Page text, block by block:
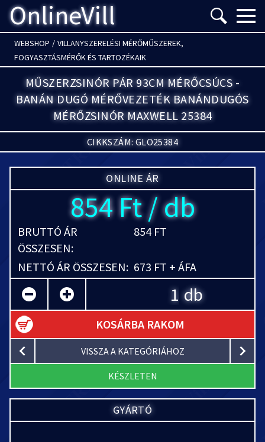
OnlineVill Menü
WEBSHOP / VILLANYSZERELÉSI MÉRŐMŰSZEREK,
FOGYASZTÁSMÉRŐK ÉS TARTOZÉKAIK
MŰSZERZSINÓR PÁR 93CM MÉRŐCSÚCS -
BANÁN DUGÓ MÉRŐVEZETÉK BANÁNDUGÓS
MÉRŐZSINÓR MAXWELL 25384
CIKKSZÁM: GLO25384
ONLINE ÁR
854 Ft / db
BRUTTÓ ÁR
ÖSSZESEN:
854 FT
NETTÓ ÁR ÖSSZESEN: 673 FT + ÁFA
db
KOSÁRBA RAKOM
VISSZA A KATEGÓRIÁHOZ
KÉSZLETEN
GYÁRTÓ